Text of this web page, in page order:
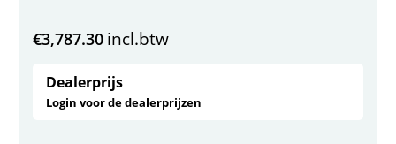
€3,787.30 incl.btw
Dealerprijs
Login voor de dealerprijzen